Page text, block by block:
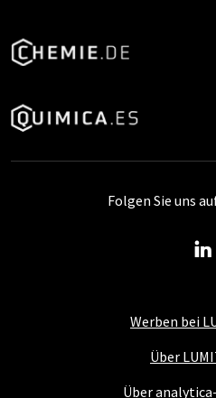
Werben bei
Über
Über
Folgen Sie uns